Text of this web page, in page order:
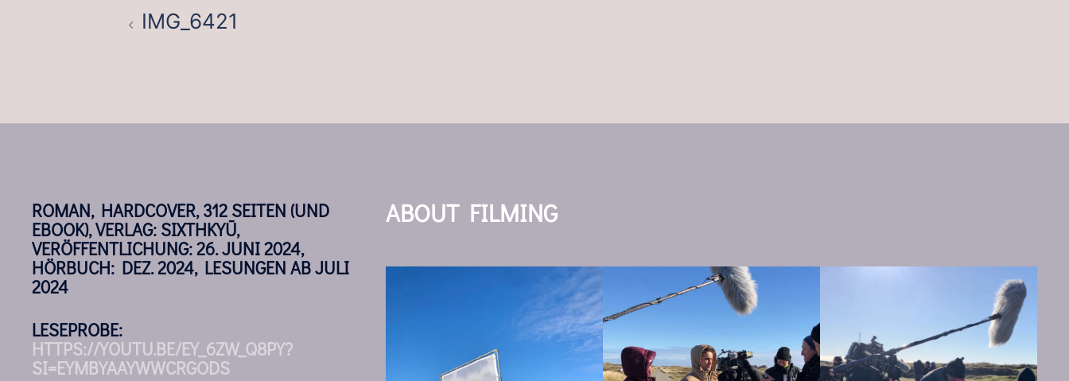
IMG_6421
ROMAN, HARDCOVER, 312 SEITEN (UND
EBOOK), VERLAG: SIXTHKYŪ,
VERÖFFENTLICHUNG: 26. JUNI 2024,
HÖRBUCH: DEZ. 2024, LESUNGEN AB JULI
2024
LESEPROBE:
HTTPS://YOUTU.BE/EY_6ZW_Q8PY?
SI=EYMBYAAYWWCRGODS
ABOUT FILMING